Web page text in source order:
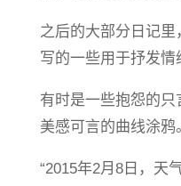
之后的大部分日记
写的一些用于抒发情
有时是一些抱怨的
美感可言的曲线涂鸦
“2015年2月8日，天